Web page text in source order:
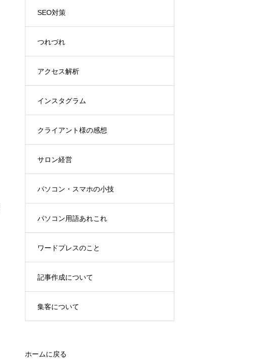
SEO対策
つれづれ
アクセス解析
インスタグラム
クライアント様の感想
サロン経営
パソコン・スマホの小技
パソコン用語あれこれ
ワードプレスのこと
記事作成について
集客について
ホームに戻る